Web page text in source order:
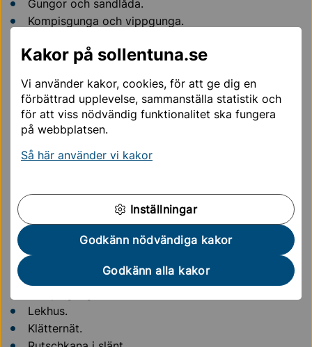
Kakor på sollentuna.se
Vi använder kakor, cookies, för att ge dig en
förbättrad upplevelse, sammanställa statistik och
för att viss nödvändig funktionalitet ska fungera
på webbplatsen.
Så här använder vi kakor
Inställningar
Godkänn nödvändiga kakor
Godkänn alla kakor
Gungor och sandlåda.
Kompisgunga och vippgunga.
Vippgunga.
Kanalvägen
Adress: Kanalvägen 31-33.
Gungor och sandlåda.
Rutschkana.
Malmparkens lekplats
Adress: Tusbystråket 4.
Gungor och sandlåda.
Lekhus.
Klätternät.